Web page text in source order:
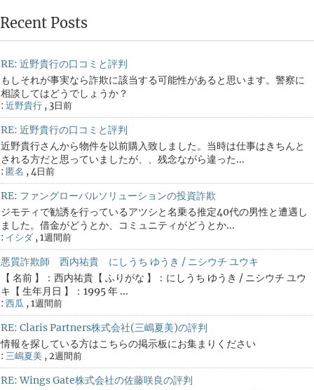
Recent Posts
RE: 近野貴行の口コミと評判
もしそれが事実なら詐欺に該当する可能性があると思います。警察に
相談してはどうでしょうか？
: 近野貴行 , 3日前
RE: 近野貴行の口コミと評判
近野貴行さんから物件を以前購入致しました。当時は仕事はきちんと
される方だと思っていましたが、、残念ながら違った...
: 匿名 ,4日前
RE: ファングローバルソリューションの投資詐欺
ジモティで勧誘を行っているアツシと名乗る推定40代の男性と遭遇し
ました。借金がどうとか、コミュニティがどうとか...
: イシダ ,1週間前
悪質詐欺師 西内祐貴 にしうち ゆうき / ニシウチ ユウキ
【 名前 】：西内祐貴【 ふりがな 】：にしうち ゆうき / ニシウチ ユウ
キ【 生年月日 】：1995 年 ...
: 西瓜 ,1週間前
RE: Claris Partners株式会社(三嶋夏美)の評判
情報を探している方はこちらの掲示板にお集まりください
: 三嶋夏美 ,2週間前
RE: Wings Gate株式会社の佐藤咲良の評判